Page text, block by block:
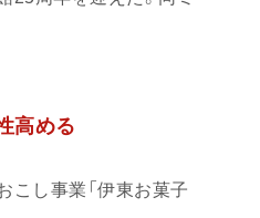
高める
こし事業「伊東お菓子